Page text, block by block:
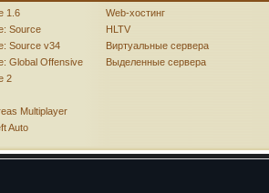
1.6
Source
Source v34
Global Offensive
2
Multiplayer
Auto
Web-хостинг
HLTV
Виртуальные сервера
Выделенные сервера